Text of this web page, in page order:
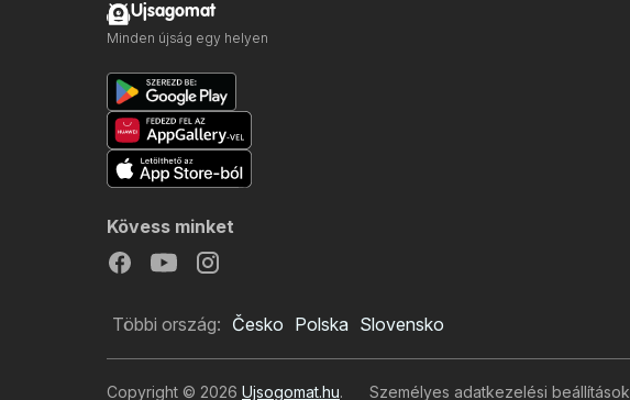
Ujsagomat
Minden újság egy helyen
Kövess minket
Többi ország: Česko Polska Slovensko
Copyright © 2026 Ujsogomat.hu. Személyes adatkezelési beállítások